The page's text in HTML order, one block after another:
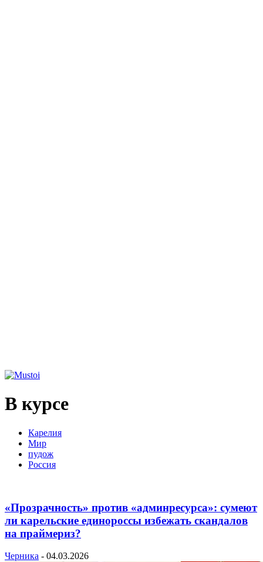
В курсе
Карелия
Мир
пудож
Россия
«Прозрачность» против «админресурса»: сумеют
ли карельские единороссы избежать скандалов
на праймериз?
Черника - 04.03.2026